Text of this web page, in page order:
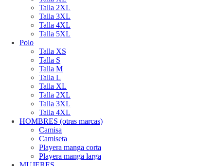
Talla 2XL
Talla 3XL
Talla 4XL
Talla 5XL
Polo
Talla XS
Talla S
Talla M
Talla L
Talla XL
Talla 2XL
Talla 3XL
Talla 4XL
HOMBRES (otras marcas)
Camisa
Camiseta
Playera manga corta
Playera manga larga